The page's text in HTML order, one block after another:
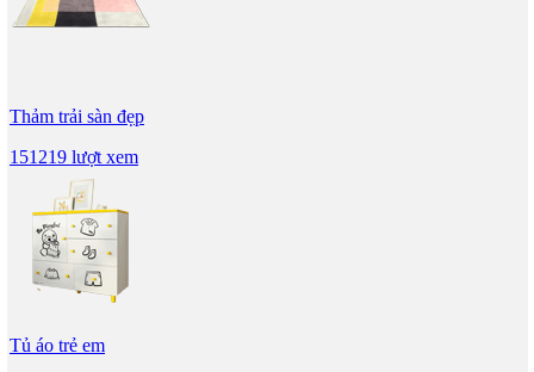
Thảm trải sàn đẹp
151219 lượt xem
Tủ áo trẻ em